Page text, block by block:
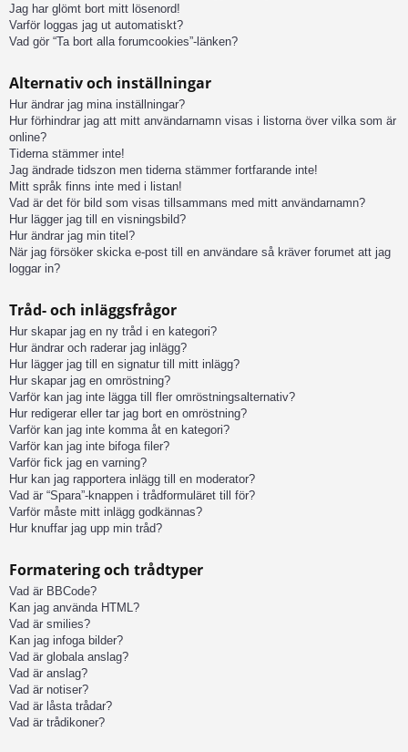
Jag har glömt bort mitt lösenord!
Varför loggas jag ut automatiskt?
Vad gör “Ta bort alla forumcookies”-länken?
Alternativ och inställningar
Hur ändrar jag mina inställningar?
Hur förhindrar jag att mitt användarnamn visas i listorna över vilka som är
online?
Tiderna stämmer inte!
Jag ändrade tidszon men tiderna stämmer fortfarande inte!
Mitt språk finns inte med i listan!
Vad är det för bild som visas tillsammans med mitt användarnamn?
Hur lägger jag till en visningsbild?
Hur ändrar jag min titel?
När jag försöker skicka e-post till en användare så kräver forumet att jag
loggar in?
Tråd- och inläggsfrågor
Hur skapar jag en ny tråd i en kategori?
Hur ändrar och raderar jag inlägg?
Hur lägger jag till en signatur till mitt inlägg?
Hur skapar jag en omröstning?
Varför kan jag inte lägga till fler omröstningsalternativ?
Hur redigerar eller tar jag bort en omröstning?
Varför kan jag inte komma åt en kategori?
Varför kan jag inte bifoga filer?
Varför fick jag en varning?
Hur kan jag rapportera inlägg till en moderator?
Vad är “Spara”-knappen i trådformuläret till för?
Varför måste mitt inlägg godkännas?
Hur knuffar jag upp min tråd?
Formatering och trådtyper
Vad är BBCode?
Kan jag använda HTML?
Vad är smilies?
Kan jag infoga bilder?
Vad är globala anslag?
Vad är anslag?
Vad är notiser?
Vad är låsta trådar?
Vad är trådikoner?